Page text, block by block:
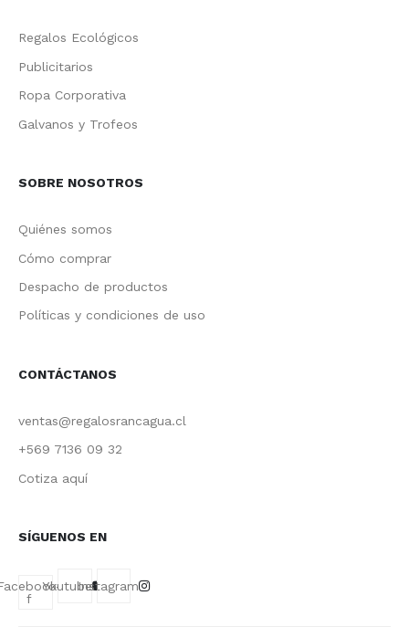
Regalos Ecológicos
Publicitarios
Ropa Corporativa
Galvanos y Trofeos
SOBRE NOSOTROS
Quiénes somos
Cómo comprar
Despacho de productos
Políticas y condiciones de uso
CONTÁCTANOS
ventas@regalosrancagua.cl
+569 7136 09 32
Cotiza aquí
SÍGUENOS EN
f
YoutubeInstagram